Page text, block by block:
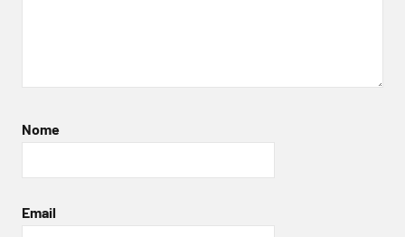
Nome
Email